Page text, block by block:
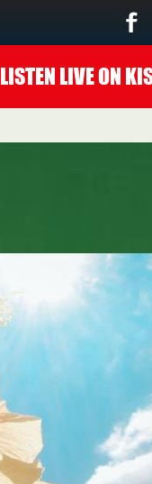
00:00 - 10:00
LISTEN LIVEON